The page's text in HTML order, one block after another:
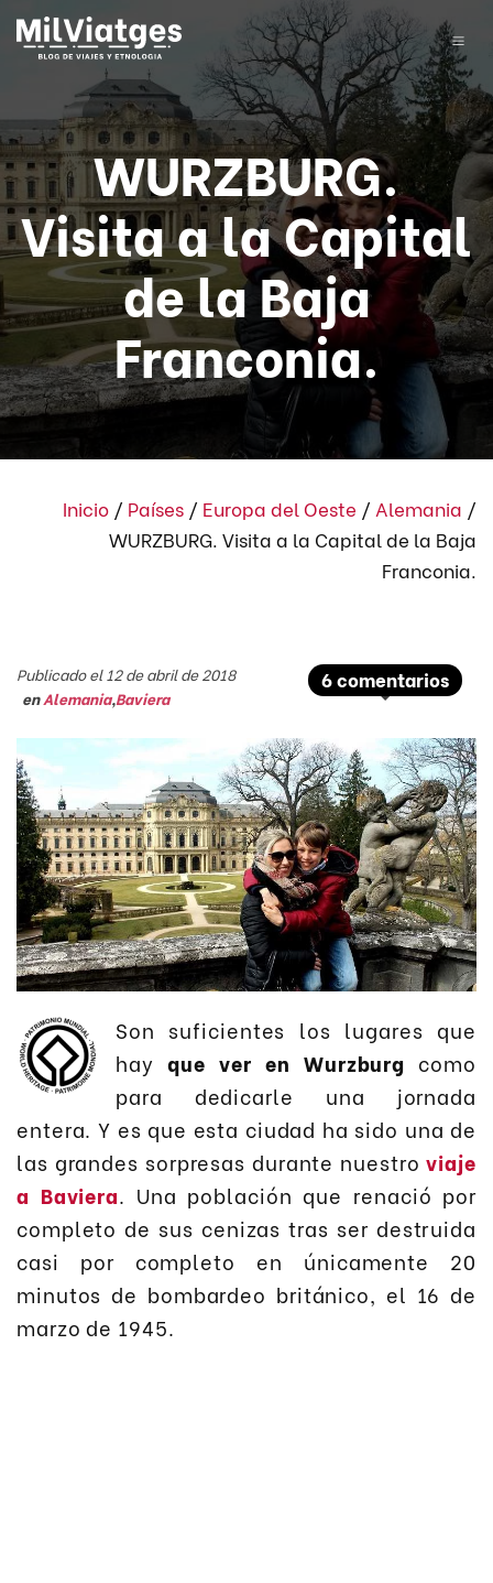
WURZBURG.
Visita a la Capital
de la Baja
Franconia.
Inicio / Países / Europa del Oeste / Alemania /
WURZBURG. Visita a la Capital de la Baja
Franconia.
6 comentarios
Publicado el 12 de abril de 2018
enAlemania,Baviera
Son suficientes los lugares que
hay que ver en Wurzburg como
para dedicarle una jornada
entera. Y es que esta ciudad ha sido una de
las grandes sorpresas durante nuestroviaje
a Baviera. Una población que renació por
completo de sus cenizas tras ser destruida
casi por completo en únicamente 20
minutos de bombardeo británico, el 16 de
marzo de 1945.